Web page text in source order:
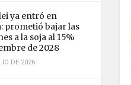
ya entró en
prometió bajar las
a la soja al 15%
de 2028
DE 2026